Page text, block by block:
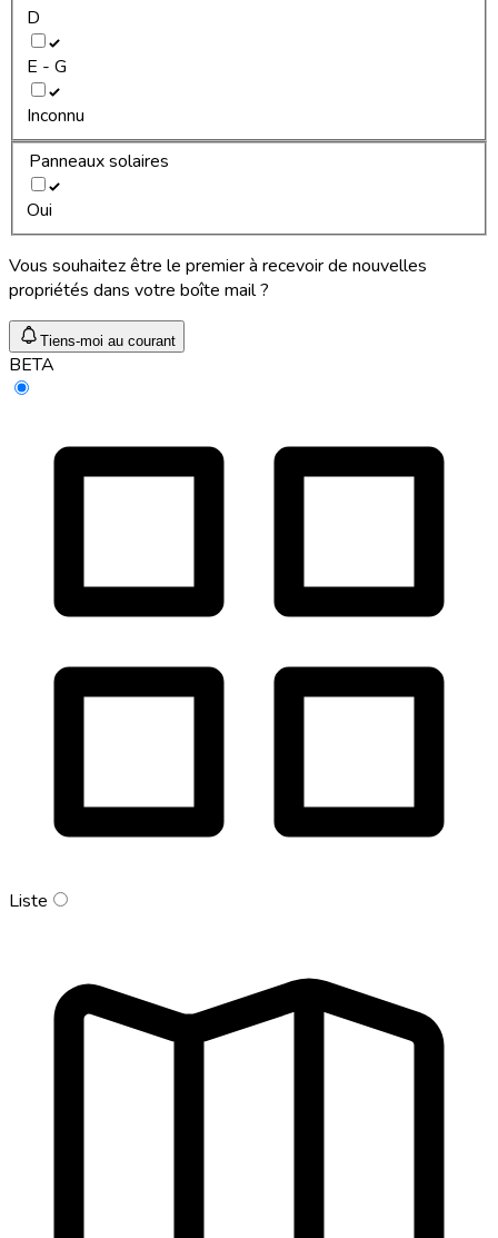
D
E - G
Inconnu
Panneaux solaires
Oui
Vous souhaitez être le premier à recevoir de nouvelles
propriétés dans votre boîte mail ?
Tiens-moi au courant
BETA
Liste